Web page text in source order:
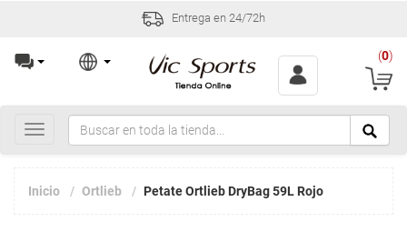
Entrega en 24/72h
(0)
Toggle
navigation
Inicio Ortlieb Petate Ortlieb DryBag 59L Rojo